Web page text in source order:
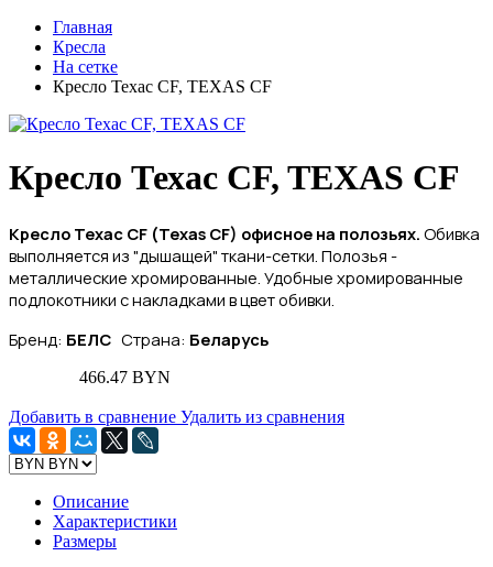
Главная
Кресла
На сетке
Кресло Техас CF, TEXAS CF
Кресло Техас CF, TEXAS CF
Кресло Техас CF (Texas CF) офисное на полозьях. Обивка
выполняется из "дышащей" ткани-сетки. Полозья -
металлические хромированные. Удобные хромированные
подлокотники с накладками в цвет обивки.
Бренд: БЕЛС Страна: Беларусь
466.47 BYN
Добавить в сравнение Удалить из сравнения
Описание
Характеристики
Размеры